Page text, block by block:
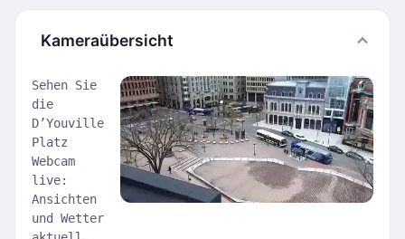
Kameraübersicht
Sehen Sie
die
D’Youville
Platz
Webcam
live:
Ansichten
und Wetter